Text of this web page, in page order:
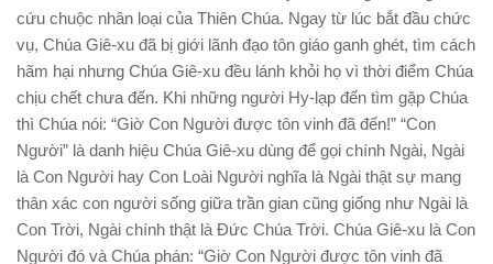
cứu chuộc nhân loại của Thiên Chúa. Ngay từ lúc bắt đầu chức
vụ, Chúa Giê-xu đã bị giới lãnh đạo tôn giáo ganh ghét, tìm cách
hãm hại nhưng Chúa Giê-xu đều lánh khỏi họ vì thời điểm Chúa
chịu chết chưa đến. Khi những người Hy-lạp đến tìm gặp Chúa
thì Chúa nói: “Giờ Con Người được tôn vinh đã đến!” “Con
Người” là danh hiệu Chúa Giê-xu dùng để gọi chính Ngài, Ngài
là Con Người hay Con Loài Người nghĩa là Ngài thật sự mang
thân xác con người sống giữa trần gian cũng giống như Ngài là
Con Trời, Ngài chính thật là Đức Chúa Trời. Chúa Giê-xu là Con
Người đó và Chúa phán: “Giờ Con Người được tôn vinh đã